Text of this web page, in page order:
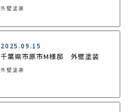
外壁塗装
2025.09.15
千葉県市原市M様邸 外壁塗装
外壁塗装